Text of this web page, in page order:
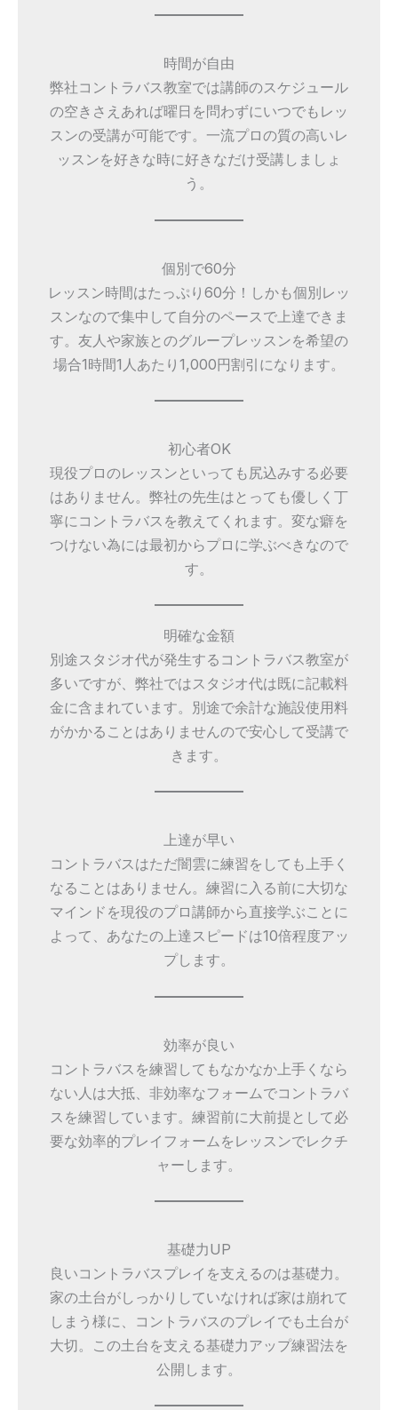
時間が自由
弊社コントラバス教室では講師のスケジュール
の空きさえあれば曜日を問わずにいつでもレッ
スンの受講が可能です。一流プロの質の高いレ
ッスンを好きな時に好きなだけ受講しましょ
う。
個別で60分
レッスン時間はたっぷり60分！しかも個別レッ
スンなので集中して自分のペースで上達できま
す。友人や家族とのグループレッスンを希望の
場合1時間1人あたり1,000円割引になります。
初心者OK
現役プロのレッスンといっても尻込みする必要
はありません。弊社の先生はとっても優しく丁
寧にコントラバスを教えてくれます。変な癖を
つけない為には最初からプロに学ぶべきなので
す。
明確な金額
別途スタジオ代が発生するコントラバス教室が
多いですが、弊社ではスタジオ代は既に記載料
金に含まれています。別途で余計な施設使用料
がかかることはありませんので安心して受講で
きます。
上達が早い
コントラバスはただ闇雲に練習をしても上手く
なることはありません。練習に入る前に大切な
マインドを現役のプロ講師から直接学ぶことに
よって、あなたの上達スピードは10倍程度アッ
プします。
効率が良い
コントラバスを練習してもなかなか上手くなら
ない人は大抵、非効率なフォームでコントラバ
スを練習しています。練習前に大前提として必
要な効率的プレイフォームをレッスンでレクチ
ャーします。
基礎力UP
良いコントラバスプレイを支えるのは基礎力。
家の土台がしっかりしていなければ家は崩れて
しまう様に、コントラバスのプレイでも土台が
大切。この土台を支える基礎力アップ練習法を
公開します。